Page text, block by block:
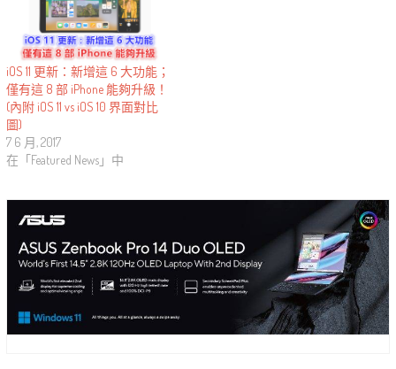
iOS 11 更新：新增這 6 大功能；
僅有這 8 部 iPhone 能夠升級！
(內附 iOS 11 vs iOS 10 界面對比
圖)
7 6 月, 2017
在「Featured News」中